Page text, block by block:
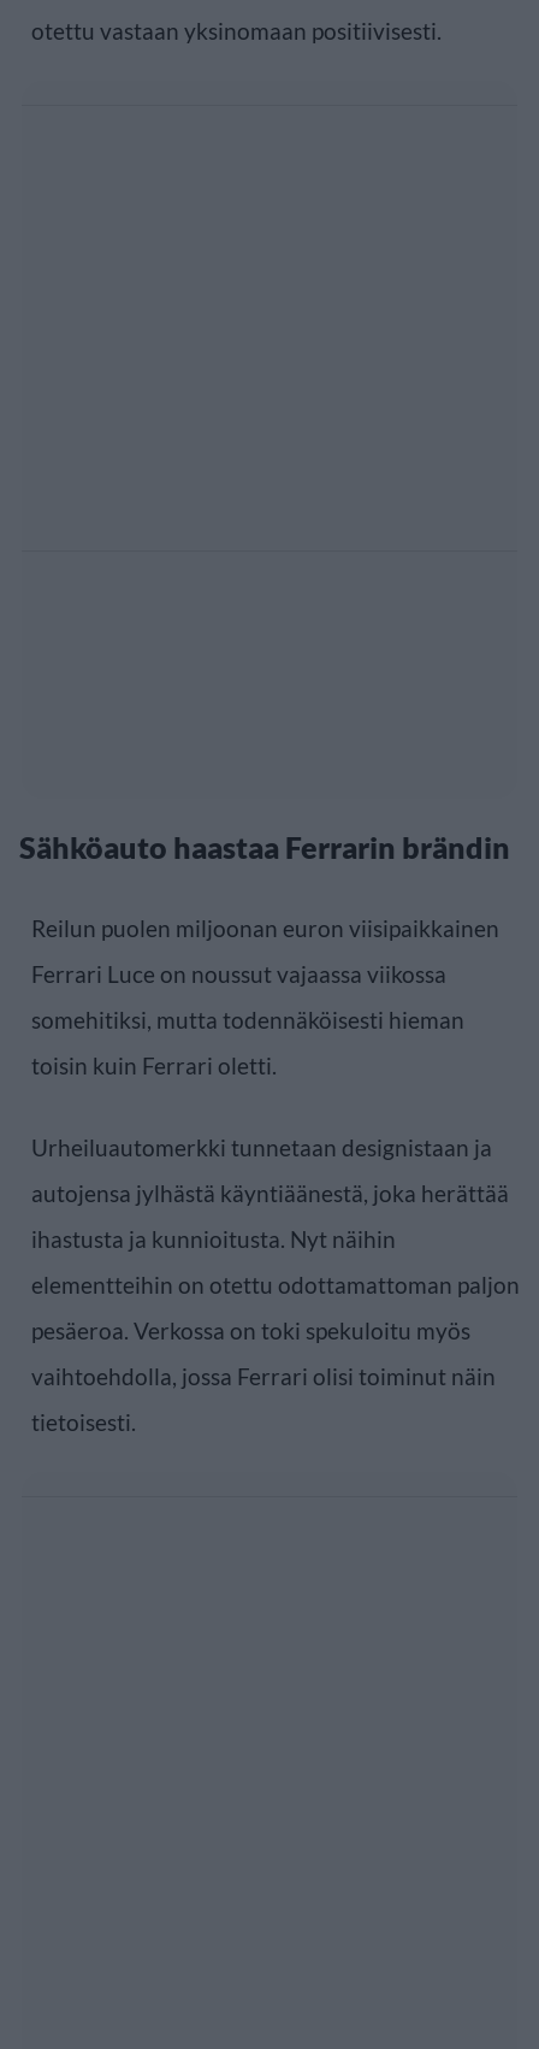
otettu vastaan yksinomaan positiivisesti.
Sähköauto haastaa Ferrarin brändin
Reilun puolen miljoonan euron viisipaikkainen
Ferrari Luce on noussut vajaassa viikossa
somehitiksi, mutta todennäköisesti hieman
toisin kuin Ferrari oletti.
Urheiluautomerkki tunnetaan designistaan ja
autojensa jylhästä käyntiäänestä, joka herättää
ihastusta ja kunnioitusta. Nyt näihin
elementteihin on otettu odottamattoman paljon
pesäeroa. Verkossa on toki spekuloitu myös
vaihtoehdolla, jossa Ferrari olisi toiminut näin
tietoisesti.